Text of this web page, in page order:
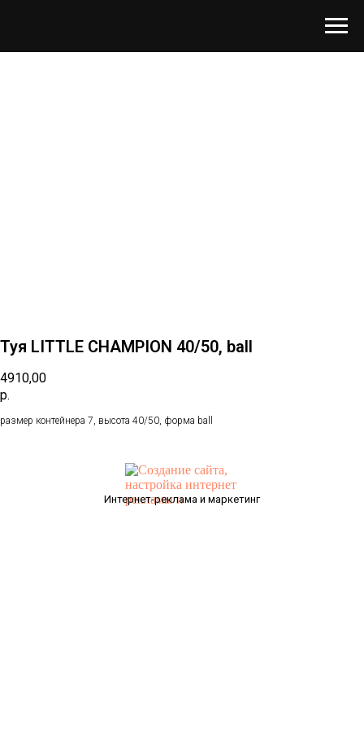
Туя LITTLE CHAMPION 40/50, ball
4910,00
р.
размер контейнера 7, высота 40/50, форма ball
Интернет-реклама и маркетинг